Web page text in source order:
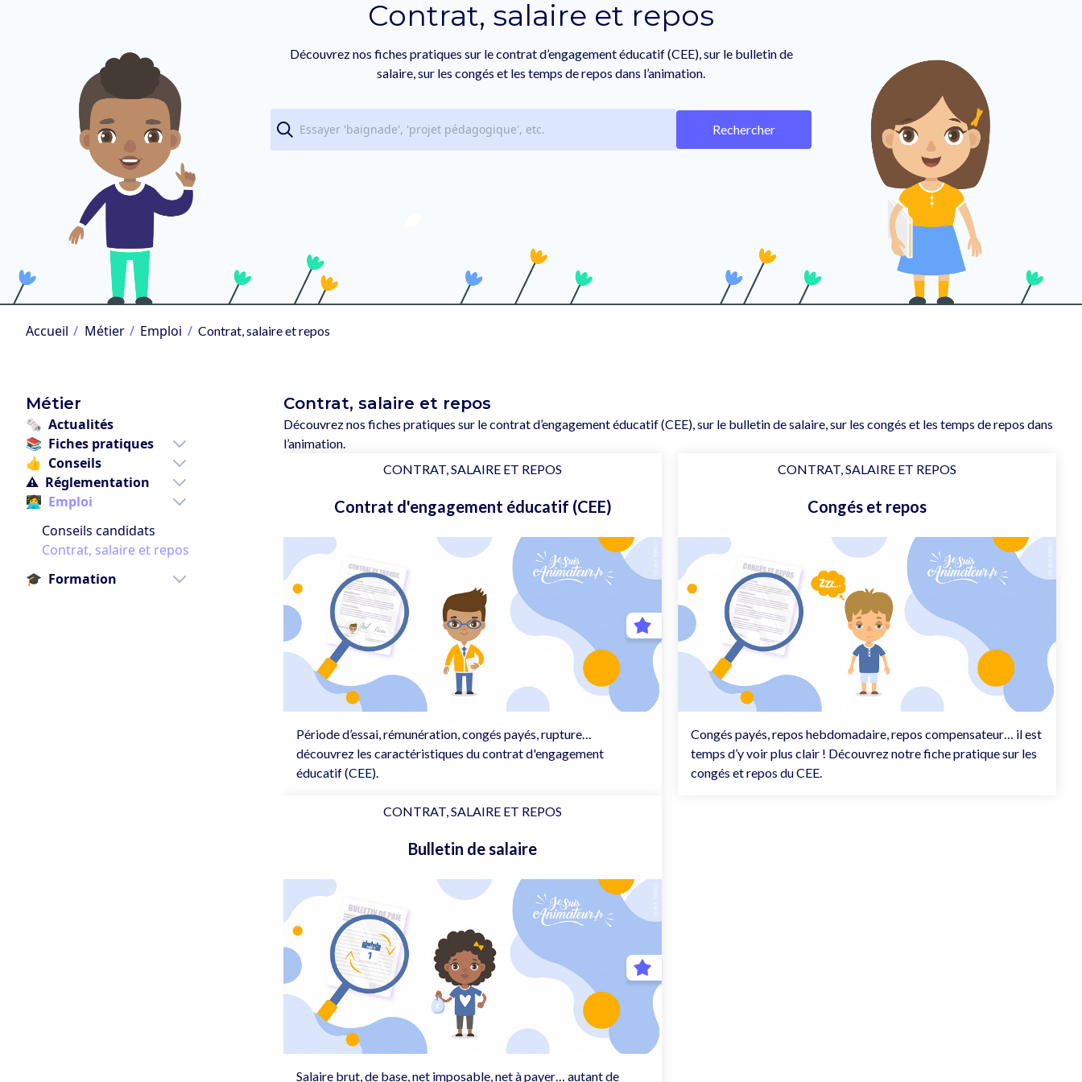
Contrat, salaire et repos
Découvrez nos fiches pratiques sur le contrat d’engagement éducatif (CEE), sur le bulletin de
salaire, sur les congés et les temps de repos dans l’animation.
Rechercher
Accueil Métier Emploi Contrat, salaire et repos
Métier
🗞️ Actualités
📚 Fiches pratiques
👍 Conseils
⚠️ Réglementation
👩‍💻 Emploi
Conseils candidats
Contrat, salaire et repos
🎓 Formation
Contrat, salaire et repos
Découvrez nos fiches pratiques sur le contrat d’engagement éducatif (CEE), sur le bulletin de salaire, sur les congés et les temps de repos dans
l’animation.
CONTRAT, SALAIRE ET REPOS
Contrat d'engagement éducatif (CEE)
Période d’essai, rémunération, congés payés, rupture…
découvrez les caractéristiques du contrat d'engagement
éducatif (CEE).
CONTRAT, SALAIRE ET REPOS
Congés et repos
Congés payés, repos hebdomadaire, repos compensateur… il est
temps d’y voir plus clair ! Découvrez notre fiche pratique sur les
congés et repos du CEE.
CONTRAT, SALAIRE ET REPOS
Bulletin de salaire
Salaire brut, de base, net imposable, net à payer… autant de